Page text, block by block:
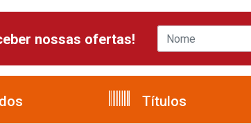
nossas ofertas!
Títulos